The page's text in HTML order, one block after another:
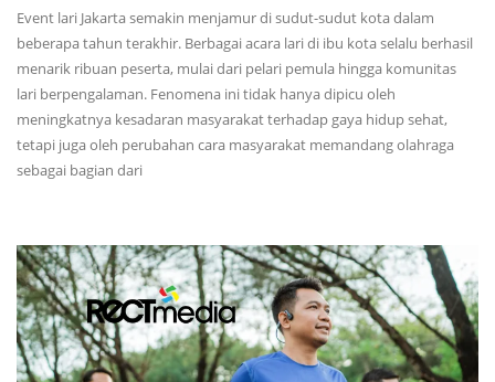
Event lari Jakarta semakin menjamur di sudut-sudut kota dalam
beberapa tahun terakhir. Berbagai acara lari di ibu kota selalu berhasil
menarik ribuan peserta, mulai dari pelari pemula hingga komunitas
lari berpengalaman. Fenomena ini tidak hanya dipicu oleh
meningkatnya kesadaran masyarakat terhadap gaya hidup sehat,
tetapi juga oleh perubahan cara masyarakat memandang olahraga
sebagai bagian dari